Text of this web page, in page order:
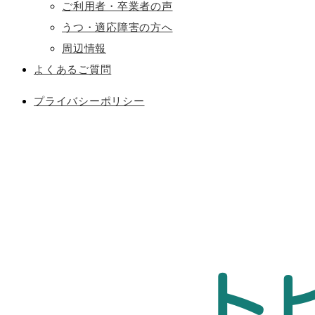
ご利用者・卒業者の声
うつ・適応障害の方へ
周辺情報
よくあるご質問
プライバシーポリシー